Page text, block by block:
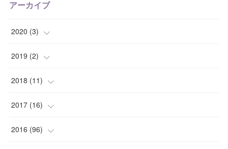
アーカイブ
2020 (3)
(1
( 1)
(1)
2019 (2)
( 1)
(1)
2018 (11)
(2)
(1)
2017 (16)
(1)
2016 (96)